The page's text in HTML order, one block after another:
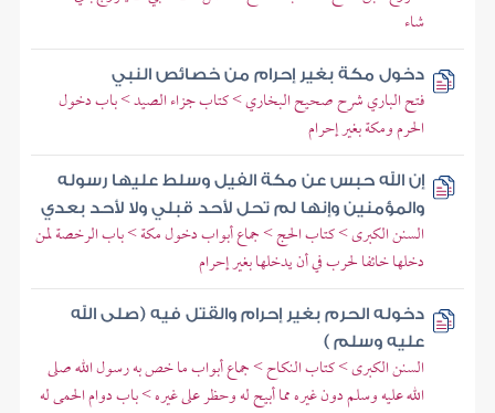
شاء
دخول مكة بغير إحرام من خصائص النبي
فتح الباري شرح صحيح البخاري > كتاب جزاء الصيد > باب دخول
الحرم ومكة بغير إحرام
إن الله حبس عن مكة الفيل وسلط عليها رسوله
والمؤمنين وإنها لم تحل لأحد قبلي ولا لأحد بعدي
السنن الكبرى > كتاب الحج > جماع أبواب دخول مكة > باب الرخصة لمن
دخلها خائفا لحرب في أن يدخلها بغير إحرام
دخوله الحرم بغير إحرام والقتل فيه (صلى الله
عليه وسلم )
السنن الكبرى > كتاب النكاح > جماع أبواب ما خص به رسول الله صلى
الله عليه وسلم دون غيره مما أبيح له وحظر على غيره > باب دوام الحمى له